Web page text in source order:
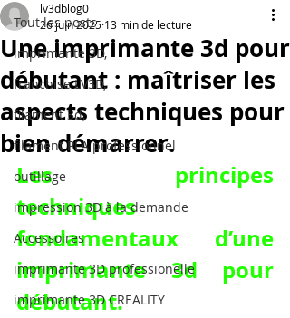
Tout les posts
imprimante 3D,
franchise LV3D,
filament 3d,
filament PLA professionnel
outillage
impression 3D à la demande
Accessoires
imprimante 3D professionelle
imprimante 3D CREALITY
Une imprimante 3d pour
débutant : maîtriser les
aspects techniques pour
bien démarrer.
lv3dblog0
26 juin 2025 13 min de lecture
Les principes
techniques
fondamentaux d’une
imprimante 3d pour
débutant.